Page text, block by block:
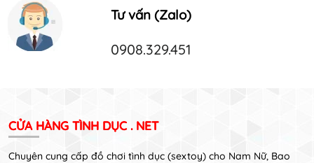
Tư vấn (Zalo)
0908.329.451
CỬA HÀNG TÌNH DỤC . NET
Chuyên cung cấp đồ chơi tình dục (sextoy) cho Nam Nữ, Bao